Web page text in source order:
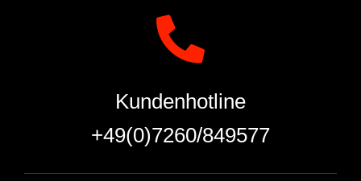
Kundenhotline
+49(0)7260/849577